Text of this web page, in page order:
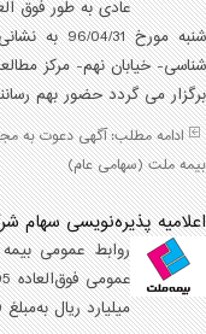
عادى به طور فوق
شنبه مورخ 96/04/31
به
شناسى- خیابان نهم- مرکز
برگزار مى گردد حضور بهم
ادامه مطلب: آگهى دعوت به
بیمه ملت (سهامى عام)
اعلامیه پذیره‌نویسی سهام
روابط عمومی
میلیارد ریال به‌مبلغ 2.850 میلیارد ریال، افزایش یابد.